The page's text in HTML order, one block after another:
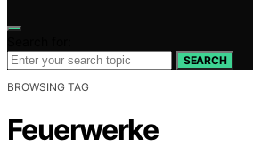
SEARCH
BROWSING TAG
Feuerwerke